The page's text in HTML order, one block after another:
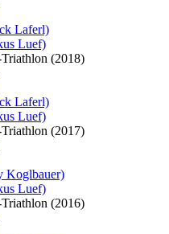
Laferl)
Luef)
(2018)
Laferl)
Luef)
(2017)
Koglbauer)
Luef)
(2016)